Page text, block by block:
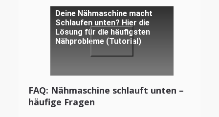
Deine Nähmaschine macht
Schlaufen unten? Hier die
Lösung für die häufigsten
Nähprobleme (Tutorial)
FAQ: Nähmaschine schlauft unten –
häufige Fragen